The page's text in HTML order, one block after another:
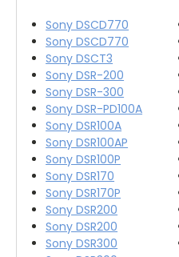
Sony DSCD770
Sony DSCD770
Sony DSCT3
Sony DSR-200
Sony DSR-300
Sony DSR-PD100A
Sony DSR100A
Sony DSR100AP
Sony DSR100P
Sony DSR170
Sony DSR170P
Sony DSR200
Sony DSR200
Sony DSR300